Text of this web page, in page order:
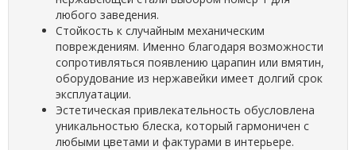
любого заведения.
Стойкость к случайным механическим
повреждениям. Именно благодаря возможности
сопротивляться появлению царапин или вмятин,
оборудование из нержавейки имеет долгий срок
эксплуатации.
Эстетическая привлекательность обусловлена
уникальностью блеска, который гармоничен с
любыми цветами и фактурами в интерьере.